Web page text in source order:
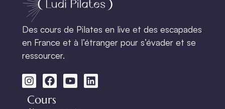
Des cours de Pilates en live et des escapades
en France et à l’étranger pour s’évader et se
ressourcer.
Cours